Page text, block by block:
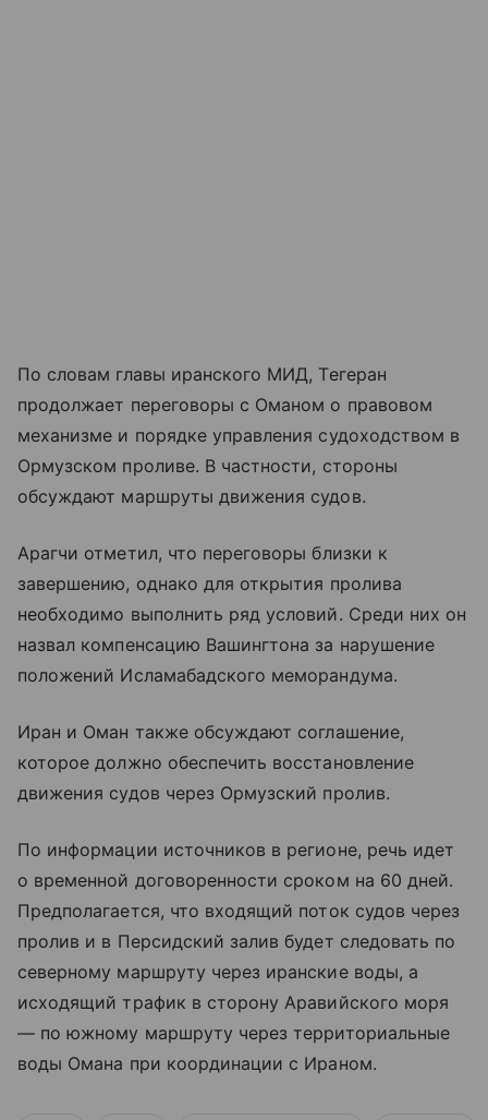
По словам главы иранского МИД, Тегеран
продолжает переговоры с Оманом о правовом
механизме и порядке управления судоходством в
Ормузском проливе. В частности, стороны
обсуждают маршруты движения судов.
Арагчи отметил, что переговоры близки к
завершению, однако для открытия пролива
необходимо выполнить ряд условий. Среди них он
назвал компенсацию Вашингтона за нарушение
положений Исламабадского меморандума.
Иран и Оман также обсуждают соглашение,
которое должно обеспечить восстановление
движения судов через Ормузский пролив.
По информации источников в регионе, речь идет
о временной договоренности сроком на 60 дней.
Предполагается, что входящий поток судов через
пролив и в Персидский залив будет следовать по
северному маршруту через иранские воды, а
исходящий трафик в сторону Аравийского моря
— по южному маршруту через территориальные
воды Омана при координации с Ираном.